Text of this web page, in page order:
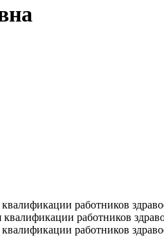
работников
работников
работников